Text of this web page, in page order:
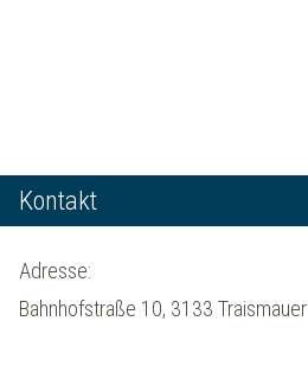
Kontakt
Adresse:
Bahnhofstraße 10, 3133 Traismauer